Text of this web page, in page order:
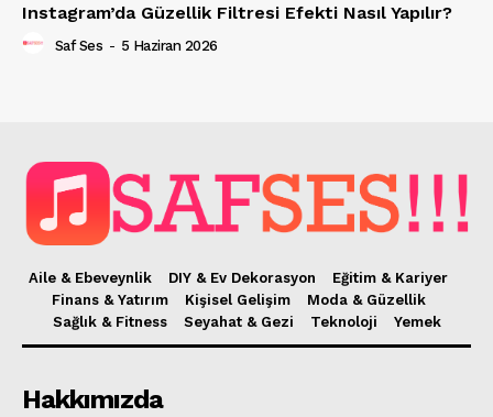
Instagram’da Güzellik Filtresi Efekti Nasıl Yapılır?
Saf Ses - 5 Haziran 2026
Aile & Ebeveynlik DIY & Ev Dekorasyon
Eğitim & Kariyer
Finans & Yatırım
Kişisel Gelişim
Moda & Güzellik
Sağlık & Fitness
Seyahat & Gezi Teknoloji Yemek
Hakkımızda